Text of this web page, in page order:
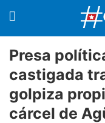
Presa
castigada
golpiza
cárcel de